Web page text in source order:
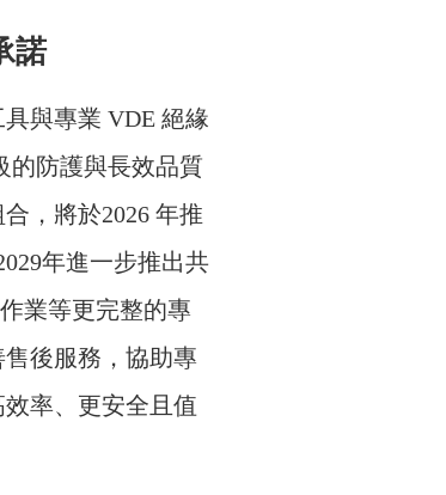
諾
與專業 VDE 絕緣
的防護與長效品質
，將於2026 年推
年進一步推出共
業等更完整的專
後服務，協助專
率、更安全且值